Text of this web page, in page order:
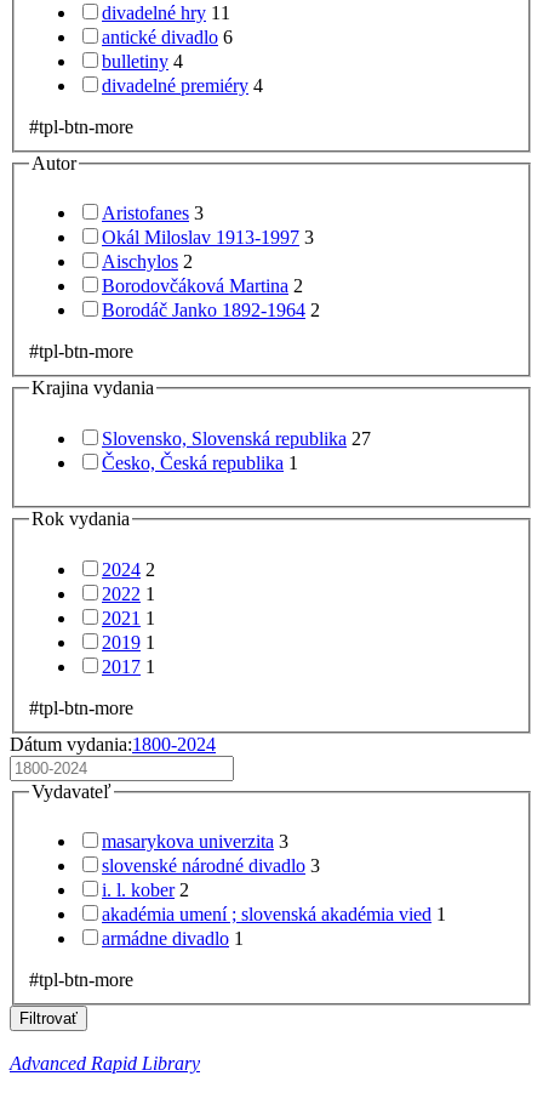
divadelné hry 11
antické divadlo 6
bulletiny 4
divadelné premiéry 4
#tpl-btn-more
Autor
Aristofanes 3
Okál Miloslav 1913-1997 3
Aischylos 2
Borodovčáková Martina 2
Borodáč Janko 1892-1964 2
#tpl-btn-more
Krajina vydania
Slovensko, Slovenská republika 27
Česko, Česká republika 1
Rok vydania
2024 2
2022 1
2021 1
2019 1
2017 1
#tpl-btn-more
Dátum vydania:1800-2024
Vydavateľ
masarykova univerzita 3
slovenské národné divadlo 3
i. l. kober 2
akadémia umení ; slovenská akadémia vied 1
armádne divadlo 1
#tpl-btn-more
Filtrovať
Advanced Rapid Library